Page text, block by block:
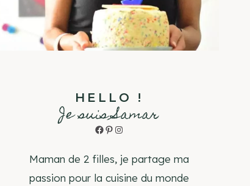
HELLO !
Je suis Samar
Facebook
Pinterest
Instagram
Maman de 2 filles, je partage ma
passion pour la cuisine du monde